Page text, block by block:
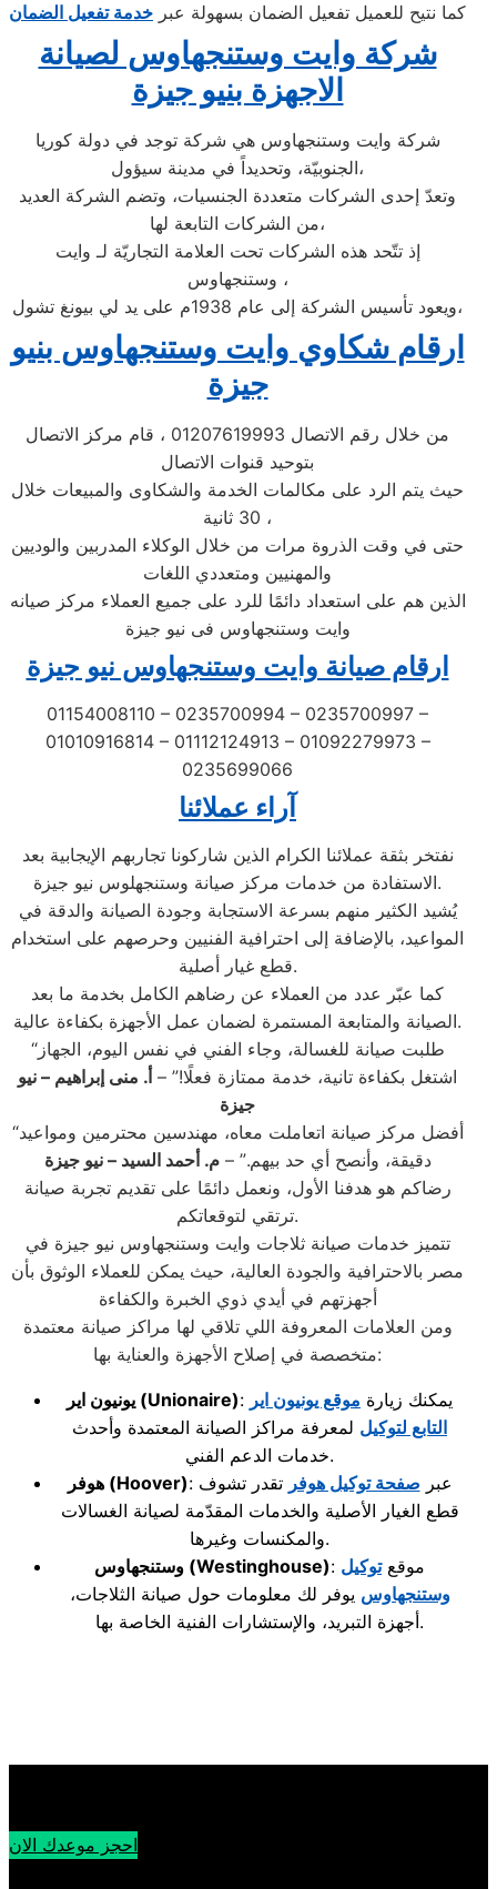
كما نتيح للعميل تفعيل الضمان بسهولة عبر خدمة تفعيل الضمان
شركة وايت وستنجهاوس لصيانة
الاجهزة بنيو جيزة
شركة وايت وستنجهاوس هي شركة توجد في دولة كوريا
الجنوبيّة، وتحديداً في مدينة سيؤول،
وتعدّ إحدى الشركات متعددة الجنسيات، وتضم الشركة العديد
من الشركات التابعة لها،
إذ تتّحد هذه الشركات تحت العلامة التجاريّة لـ وايت
وستنجهاوس ،
ويعود تأسيس الشركة إلى عام 1938م على يد لي بيونغ تشول،
ارقام شكاوي وايت وستنجهاوس بنيو
جيزة
من خلال رقم الاتصال 01207619993 ، قام مركز الاتصال
بتوحيد قنوات الاتصال
حيث يتم الرد على مكالمات الخدمة والشكاوى والمبيعات خلال
30 ثانية ،
حتى في وقت الذروة مرات من خلال الوكلاء المدربين والوديين
والمهنيين ومتعددي اللغات
الذين هم على استعداد دائمًا للرد على جميع العملاء مركز صيانه
وايت وستنجهاوس فى نيو جيزة
ارقام صيانة وايت وستنجهاوس نيو جيزة
01154008110 – 0235700994 – 0235700997 –
01010916814 – 01112124913 – 01092279973 –
0235699066
آراء عملائنا
نفتخر بثقة عملائنا الكرام الذين شاركونا تجاربهم الإيجابية بعد
الاستفادة من خدمات مركز صيانة وستنجهلوس نيو جيزة.
يُشيد الكثير منهم بسرعة الاستجابة وجودة الصيانة والدقة في
المواعيد، بالإضافة إلى احترافية الفنيين وحرصهم على استخدام
قطع غيار أصلية.
كما عبّر عدد من العملاء عن رضاهم الكامل بخدمة ما بعد
الصيانة والمتابعة المستمرة لضمان عمل الأجهزة بكفاءة عالية.
“طلبت صيانة للغسالة، وجاء الفني في نفس اليوم، الجهاز
اشتغل بكفاءة تانية، خدمة ممتازة فعلًا!” – أ. منى إبراهيم – نيو
جيزة
“أفضل مركز صيانة اتعاملت معاه، مهندسين محترمين ومواعيد
دقيقة، وأنصح أي حد بيهم.” –م. أحمد السيد – نيو جيزة
رضاكم هو هدفنا الأول، ونعمل دائمًا على تقديم تجربة صيانة
ترتقي لتوقعاتكم.
تتميز خدمات صيانة ثلاجات وايت وستنجهاوس نيو جيزة في
مصر بالاحترافية والجودة العالية، حيث يمكن للعملاء الوثوق بأن
أجهزتهم في أيدي ذوي الخبرة والكفاءة
ومن العلامات المعروفة اللي تلاقي لها مراكز صيانة معتمدة
متخصصة في إصلاح الأجهزة والعناية بها:
يونيون اير (Unionaire) : يمكنك زيارة موقع يونيون اير
التابع لتوكيل لمعرفة مراكز الصيانة المعتمدة وأحدث
خدمات الدعم الفني.
هوفر(Hoover) : عبر صفحة توكيل هوفر تقدر تشوف
قطع الغيار الأصلية والخدمات المقدّمة لصيانة الغسالات
والمكنسات وغيرها.
وستنجهاوس (Westinghouse) : موقعتوكيل
وستنجهاوس يوفر لك معلومات حول صيانة الثلاجات،
أجهزة التبريد، والإستشارات الفنية الخاصة بها.
احجز موعدك الان